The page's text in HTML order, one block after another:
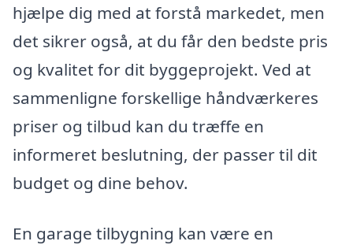
hjælpe dig med at forstå markedet, men
det sikrer også, at du får den bedste pris
og kvalitet for dit byggeprojekt. Ved at
sammenligne forskellige håndværkeres
priser og tilbud kan du træffe en
informeret beslutning, der passer til dit
budget og dine behov.
En garage tilbygning kan være en